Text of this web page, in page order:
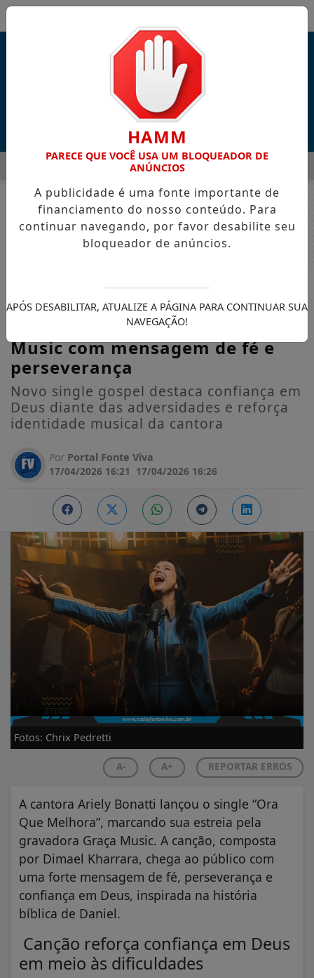
DURANTE AS COMEMORAÇÕES DOS 168 ANOS DO
EM ALTA
Ariely Bonatti lança “Ora Que
Melhora” e estreia pela Graça
Music com mensagem de fé e
perseverança
Novo single gospel destaca confiança em
Deus diante das adversidades e reforça
identidade musical da cantora
Por Portal Fonte Viva
17/04/2026 16:21 17/04/2026 16:26
Fotos: Chrix Pedretti
A- A+ REPORTAR ERROS
A cantora Ariely Bonatti lançou o single “Ora
Que Melhora”, marcando sua estreia pela
gravadora Graça Music. A canção, composta
por Dimael Kharrara, chega ao público com
uma forte mensagem de fé, perseverança e
confiança em Deus, inspirada na história
bíblica de Daniel.
Canção reforça confiança em Deus
em meio às dificuldades
HAMM
PARECE QUE VOCÊ USA UM BLOQUEADOR DE
ANÚNCIOS
A publicidade é uma fonte importante de
financiamento do nosso conteúdo. Para
continuar navegando, por favor desabilite seu
bloqueador de anúncios.
APÓS DESABILITAR, ATUALIZE A PÁGINA PARA CONTINUAR SUA
NAVEGAÇÃO!